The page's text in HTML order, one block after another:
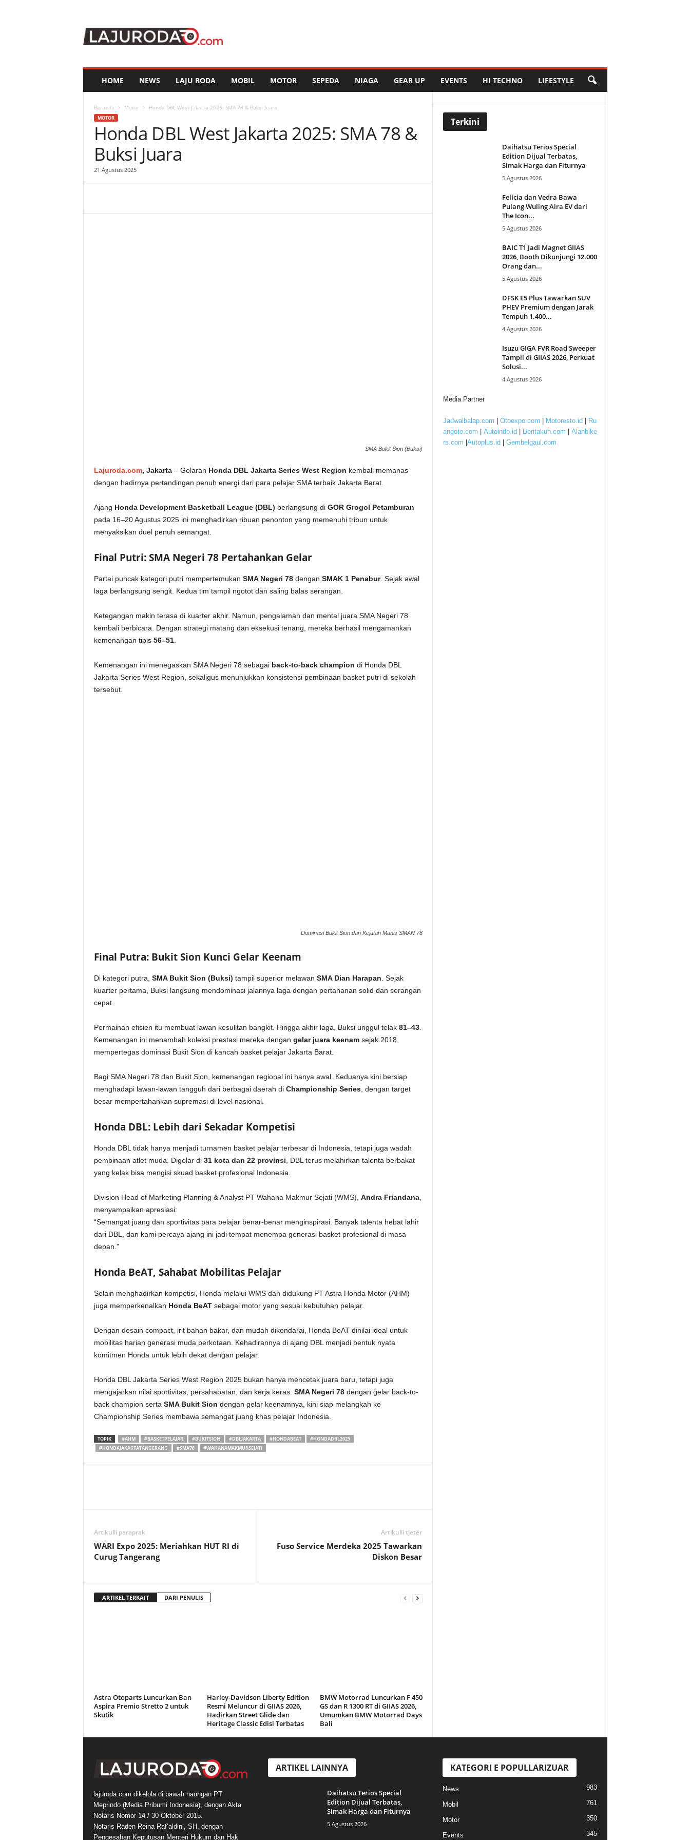
u
HOME NEWS LAJU RODA MOBIL MOTOR SEPEDA NIAGA GEAR UP EVENTS HI TECHNO LIFESTYLE
Beranda Motor Honda DBL West Jakarta 2025: SMA 78 & Buksi Juara
MOTOR
Honda DBL West Jakarta 2025: SMA 78 &
Buksi Juara
21 Agustus 2025
SMA Bukit Sion (Buksi)
Lajuroda.com, Jakarta – Gelaran Honda DBL Jakarta Series West Region kembali memanas
dengan hadirnya pertandingan penuh energi dari para pelajar SMA terbaik Jakarta Barat.
Ajang Honda Development Basketball League (DBL) berlangsung di GOR Grogol Petamburan
pada 16–20 Agustus 2025 ini menghadirkan ribuan penonton yang memenuhi tribun untuk
menyaksikan duel penuh semangat.
Final Putri: SMA Negeri 78 Pertahankan Gelar
Partai puncak kategori putri mempertemukan SMA Negeri 78dengan SMAK 1 Penabur. Sejak awal
laga berlangsung sengit. Kedua tim tampil ngotot dan saling balas serangan.
Ketegangan makin terasa di kuarter akhir. Namun, pengalaman dan mental juara SMA Negeri 78
kembali berbicara. Dengan strategi matang dan eksekusi tenang, mereka berhasil mengamankan
kemenangan tipis 56–51.
Kemenangan ini menegaskan SMA Negeri 78 sebagai back-to-back champion di Honda DBL
Jakarta Series West Region, sekaligus menunjukkan konsistensi pembinaan basket putri di sekolah
tersebut.
Dominasi Bukit Sion dan Kejutan Manis SMAN 78
Final Putra: Bukit Sion Kunci Gelar Keenam
Di kategori putra, SMA Bukit Sion (Buksi) tampil superior melawan SMA Dian Harapan. Sejak
kuarter pertama, Buksi langsung mendominasi jalannya laga dengan pertahanan solid dan serangan
cepat.
Permainan efisien itu membuat lawan kesulitan bangkit. Hingga akhir laga, Buksi unggul telak 81–43.
Kemenangan ini menambah koleksi prestasi mereka dengan gelar juara keenamsejak 2018,
mempertegas dominasi Bukit Sion di kancah basket pelajar Jakarta Barat.
Bagi SMA Negeri 78 dan Bukit Sion, kemenangan regional ini hanya awal. Keduanya kini bersiap
menghadapi lawan-lawan tangguh dari berbagai daerah di Championship Series, dengan target
besar mempertahankan supremasi di level nasional.
Honda DBL: Lebih dari Sekadar Kompetisi
Honda DBL tidak hanya menjadi turnamen basket pelajar terbesar di Indonesia, tetapi juga wadah
pembinaan atlet muda. Digelar di 31 kota dan 22 provinsi, DBL terus melahirkan talenta berbakat
yang kelak bisa mengisi skuad basket profesional Indonesia.
Division Head of Marketing Planning & Analyst PT Wahana Makmur Sejati (WMS), Andra Friandana,
menyampaikan apresiasi:
“Semangat juang dan sportivitas para pelajar benar-benar menginspirasi. Banyak talenta hebat lahir
dari DBL, dan kami percaya ajang ini jadi tempat menempa generasi basket profesional di masa
depan.”
Honda BeAT, Sahabat Mobilitas Pelajar
Selain menghadirkan kompetisi, Honda melalui WMS dan didukung PT Astra Honda Motor (AHM)
juga memperkenalkan Honda BeATsebagai motor yang sesuai kebutuhan pelajar.
Dengan desain compact, irit bahan bakar, dan mudah dikendarai, Honda BeAT dinilai ideal untuk
mobilitas harian generasi muda perkotaan. Kehadirannya di ajang DBL menjadi bentuk nyata
komitmen Honda untuk lebih dekat dengan pelajar.
Honda DBL Jakarta Series West Region 2025 bukan hanya mencetak juara baru, tetapi juga
mengajarkan nilai sportivitas, persahabatan, dan kerja keras. SMA Negeri 78dengan gelar back-to-
back champion serta SMA Bukit Sion dengan gelar keenamnya, kini siap melangkah ke
Championship Series membawa semangat juang khas pelajar Indonesia.
TOPIK #AHM #BASKETPELAJAR #BUKITSION #DBLJAKARTA #HONDABEAT
#HONDADBL2025
#HONDAJAKARTATANGERANG
#SMA78 #WAHANAMAKMURSEJATI
Artikulli paraprak
WARI Expo 2025: Meriahkan HUT RI di
Curug Tangerang
Artikulli tjetër
Fuso Service Merdeka 2025 Tawarkan
Diskon Besar
ARTIKEL TERKAIT DARI PENULIS
Astra Otoparts Luncurkan Ban
Aspira Premio Stretto 2 untuk
Skutik
Harley-Davidson Liberty Edition
Resmi Meluncur di GIIAS 2026,
Hadirkan Street Glide dan
Heritage Classic Edisi Terbatas
BMW Motorrad Luncurkan F 450
GS dan R 1300 RT di GIIAS 2026,
Umumkan BMW Motorrad Days
Bali
Terkini
Daihatsu Terios Special
Edition Dijual Terbatas,
Simak Harga dan Fiturnya
5 Agustus 2026
Felicia dan Vedra Bawa
Pulang Wuling Aira EV dari
The Icon...
5 Agustus 2026
BAIC T1 Jadi Magnet GIIAS
2026, Booth Dikunjungi 12.000
Orang dan...
5 Agustus 2026
DFSK E5 Plus Tawarkan SUV
PHEV Premium dengan Jarak
Tempuh 1.400...
4 Agustus 2026
Isuzu GIGA FVR Road Sweeper
Tampil di GIIAS 2026, Perkuat
Solusi...
4 Agustus 2026
Media Partner
Jadwalbalap.com Otoexpo.com Motoresto.id
Ru
angoto.com
Autoindo.id Beritakuh.com
Alanbike
rs.com Autoplus.id Gembelgaul.com
lajuroda.com dikelola di bawah naungan PT
Meprindo (Media Pribumi Indonesia), dengan Akta
Notaris Nomor 14 / 30 Oktober 2015.
Notaris Raden Reina Raf’aldini, SH, dengan
Pengesahan Keputusan Menteri Hukum dan Hak
ARTIKEL LAINNYA
Daihatsu Terios Special
Edition Dijual Terbatas,
Simak Harga dan Fiturnya
5 Agustus 2026
KATEGORI E POPULLARIZUAR
News 983
Mobil 761
Motor 350
Events 345